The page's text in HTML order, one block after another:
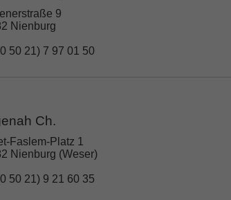
9
Nienburg
50 21) 7 97 01 50
Ch.
Faslem-Platz 1
Nienburg (Weser)
50 21) 9 21 60 35